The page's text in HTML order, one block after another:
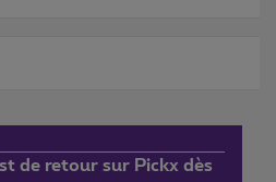
de retour sur Pickx dès